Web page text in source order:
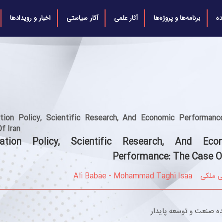
برنامه‌ها و پروژه‌ها آثار علمی آثار سیاستی اخبار و رویدادها
Policy, Scientific Research, And Economic
Iran
Policy, Scientific Research, And
Performance: The Case
ملکی Ali Babae - Mohammad Taghi Isaa
صنعت و توسعه پایدار